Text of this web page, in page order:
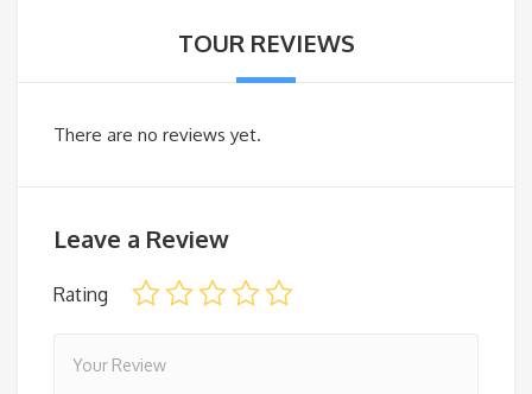
TOUR REVIEWS
There are no reviews yet.
Leave a Review
Rating